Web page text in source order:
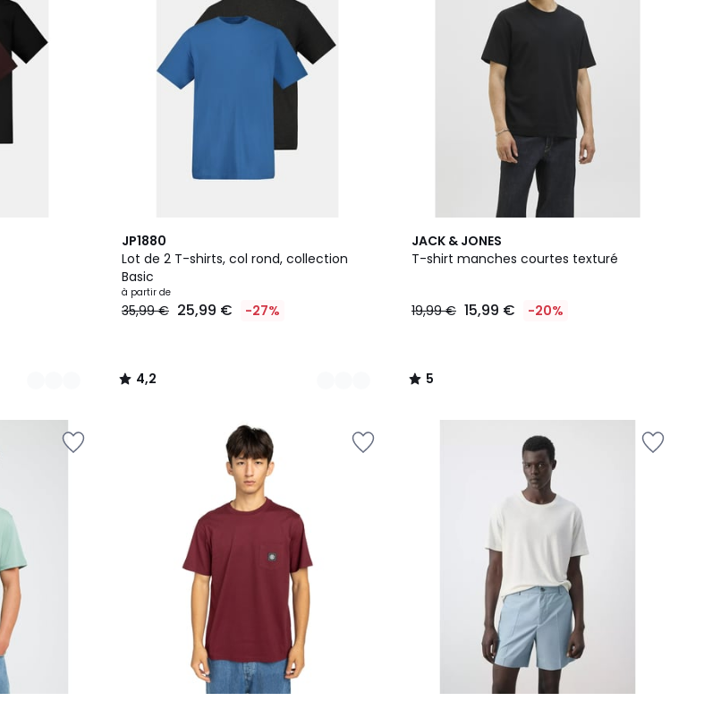
JP1880
Lot de 2 T-shirts, col rond, collection
Basic
à partir de
35,99 € 25,99 € -27%
4,2
/ 5
22
Couleurs
4,2
/
JACK & JONES
T-shirt manches courtes texturé
19,99 € 15,99 € -20%
5
/
5
/